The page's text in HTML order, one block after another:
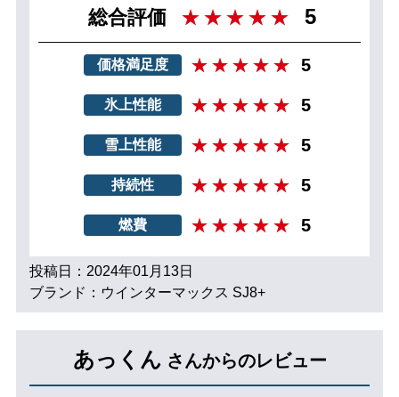
総合評価 5
価格満足度 5
氷上性能 5
雪上性能 5
持続性 5
燃費 5
投稿日：2024年01月13日
ブランド：ウインターマックス SJ8+
あっくん さんからのレビュー